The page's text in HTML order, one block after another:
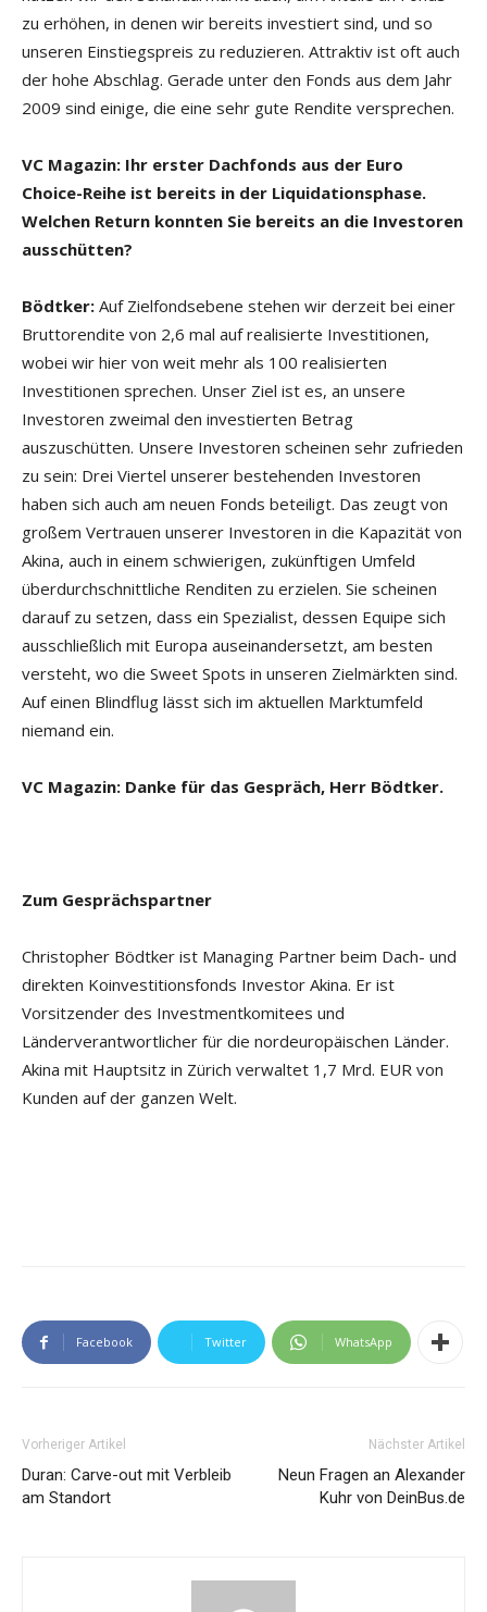
zu erhöhen, in denen wir bereits investiert sind, und so
unseren Einstiegspreis zu reduzieren. Attraktiv ist oft auch
der hohe Abschlag. Gerade unter den Fonds aus dem Jahr
2009 sind einige, die eine sehr gute Rendite versprechen.
VC Magazin: Ihr erster Dachfonds aus der Euro
Choice-Reihe ist bereits in der Liquidationsphase.
Welchen Return konnten Sie bereits an die Investoren
ausschütten?
Bödtker: Auf Zielfondsebene stehen wir derzeit bei einer
Bruttorendite von 2,6 mal auf realisierte Investitionen,
wobei wir hier von weit mehr als 100 realisierten
Investitionen sprechen. Unser Ziel ist es, an unsere
Investoren zweimal den investierten Betrag
auszuschütten. Unsere Investoren scheinen sehr zufrieden
zu sein: Drei Viertel unserer bestehenden Investoren
haben sich auch am neuen Fonds beteiligt. Das zeugt von
großem Vertrauen unserer Investoren in die Kapazität von
Akina, auch in einem schwierigen, zukünftigen Umfeld
überdurchschnittliche Renditen zu erzielen. Sie scheinen
darauf zu setzen, dass ein Spezialist, dessen Equipe sich
ausschließlich mit Europa auseinandersetzt, am besten
versteht, wo die Sweet Spots in unseren Zielmärkten sind.
Auf einen Blindflug lässt sich im aktuellen Marktumfeld
niemand ein.
VC Magazin: Danke für das Gespräch, Herr Bödtker.
Zum Gesprächspartner
Christopher Bödtker ist Managing Partner beim Dach- und
direkten Koinvestitionsfonds Investor Akina. Er ist
Vorsitzender des Investmentkomitees und
Länderverantwortlicher für die nordeuropäischen Länder.
Akina mit Hauptsitz in Zürich verwaltet 1,7 Mrd. EUR von
Kunden auf der ganzen Welt.
Facebook Twitter WhatsApp
Vorheriger Artikel
Duran: Carve-out mit Verbleib
am Standort
Nächster Artikel
Neun Fragen an Alexander
Kuhr von DeinBus.de